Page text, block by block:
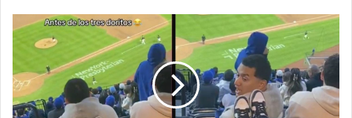
Mujer
es
AGREDIENDO
a
hombre